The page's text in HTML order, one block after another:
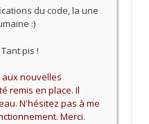
du code, la une
:)
pis !
nouvelles
remis en place. Il
N'hésitez pas à me
Merci.